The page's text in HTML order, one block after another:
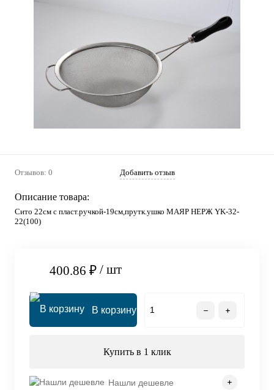
Отзывов: 0 Добавить отзыв
Описание товара:
Сито 22см с пласт.ручкой-19см,прутк.ушко МАЯР НЕРЖ YK-32-
22(100)
400.86 ₽ / шт
В корзину
Купить в 1 клик
Нашли дешевле